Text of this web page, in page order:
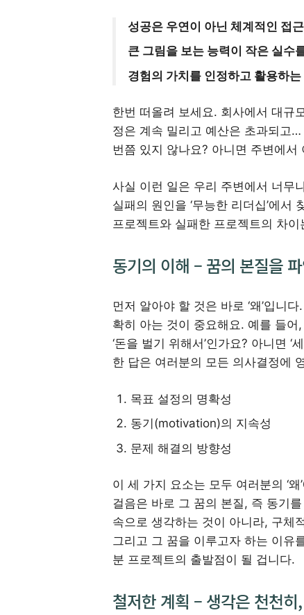
성공은 우연이 아닌 체계적인 접
큰 그림을 보는 능력이 작은 실수
경험의 가치를 인정하고 활용하
한번 떠올려 보세요. 회사에서 대규
정은 계속 밀리고 예산은 초과되고
번쯤 있지 않나요? 아니면 주변에
사실 이런 일은 우리 주변에서 너무
실패의 원인을 ‘무능한 리더십’에
프로젝트와 실패한 프로젝트의 차
동기의 이해 – 꿈의 본질을
먼저 알아야 할 것은 바로 ‘왜’입니
확히 아는 것이 중요해요. 예를 들
‘돈을 벌기 위해서’인가요? 아니면 ‘
한 답은 여러분의 모든 의사결정에
목표 설정의 명확성
동기(motivation)의 지속성
문제 해결의 방향성
이 세 가지 요소는 모두 여러분의 ‘
걸음은 바로 그 꿈의 본질, 즉 동기
속으로 생각하는 것이 아니라, 구체
그리고 그 꿈을 이루고자 하는 이유
분 프로젝트의 출발점이 될 겁니다.
철저한 계획 – 생각은 천천